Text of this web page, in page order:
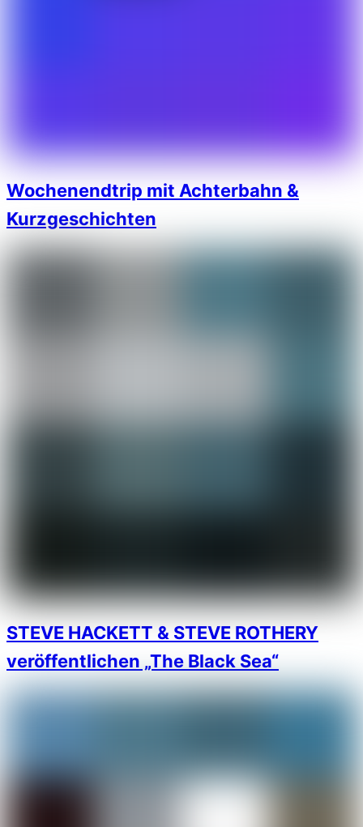
Wochenendtrip mit Achterbahn &
Kurzgeschichten
STEVE HACKETT & STEVE ROTHERY
veröffentlichen „The Black Sea“